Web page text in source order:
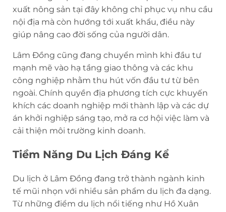
xuất nông sản tại đây không chỉ phục vụ nhu cầu
nội địa mà còn hướng tới xuất khẩu, điều này
giúp nâng cao đời sống của người dân.
Lâm Đồng cũng đang chuyển mình khi đầu tư
mạnh mẽ vào hạ tầng giao thông và các khu
công nghiệp nhằm thu hút vốn đầu tư từ bên
ngoài. Chính quyền địa phương tích cực khuyến
khích các doanh nghiệp mới thành lập và các dự
án khởi nghiệp sáng tạo, mở ra cơ hội việc làm và
cải thiện môi trường kinh doanh.
Tiềm Năng Du Lịch Đáng Kể
Du lịch ở Lâm Đồng đang trở thành ngành kinh
tế mũi nhọn với nhiều sản phẩm du lịch đa dạng.
Từ những điểm du lịch nổi tiếng như Hồ Xuân